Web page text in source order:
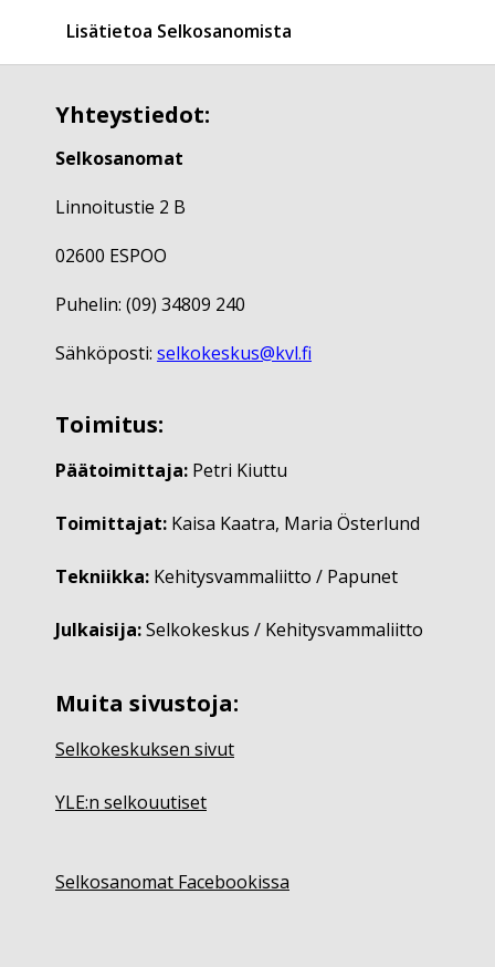
Lisätietoa Selkosanomista
Yhteystiedot:
Selkosanomat
Linnoitustie 2 B
02600 ESPOO
Puhelin: (09) 34809 240
Sähköposti: selkokeskus@kvl.fi
Toimitus:
Päätoimittaja: Petri Kiuttu
Toimittajat: Kaisa Kaatra, Maria Österlund
Tekniikka: Kehitysvammaliitto / Papunet
Julkaisija:Selkokeskus / Kehitysvammaliitto
Muita sivustoja:
Selkokeskuksen sivut
YLE:n selkouutiset
Selkosanomat Facebookissa